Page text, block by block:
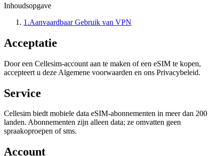
Inhoudsopgave
1 .Aanvaardbaar Gebruik van VPN
Acceptatie
Door een Cellesim-account aan te maken of een eSIM te kopen,
accepteert u deze Algemene voorwaarden en ons Privacybeleid.
Service
Cellesim biedt mobiele data eSIM-abonnementen in meer dan 200
landen. Abonnementen zijn alleen data; ze omvatten geen
spraakoproepen of sms.
Account